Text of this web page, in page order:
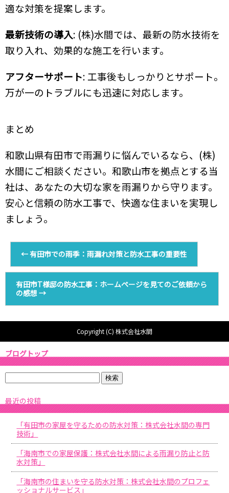
適な対策を提案します。
最新技術の導入: (株)水間では、最新の防水技術を
取り入れ、効果的な施工を行います。
アフターサポート: 工事後もしっかりとサポート。
万が一のトラブルにも迅速に対応します。
まとめ
和歌山県有田市で雨漏りに悩んでいるなら、(株)
水間にご相談ください。和歌山市を拠点とする当
社は、あなたの大切な家を雨漏りから守ります。
安心と信頼の防水工事で、快適な住まいを実現し
ましょう。
←有田市での雨季：雨漏れ対策と防水工事の重要性
有田市T様邸の防水工事：ホームページを見てのご依頼から
の感想 →
Copyright (C) 株式会社水間
ブログトップ
最近の投稿
「有田市の家屋を守るための防水対策：株式会社水間の専門
技術」
「海南市での家屋保護：株式会社水間による雨漏り防止と防
水対策」
「海南市の住まいを守る防水対策：株式会社水間のプロフェ
ッショナルサービス」